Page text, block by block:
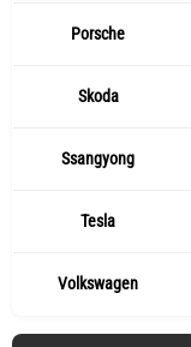
Porsche
Skoda
Ssangyong
Tesla
Volkswagen